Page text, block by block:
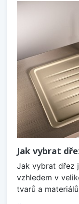
Jak vybrat
Jak vybrat dřez
vzhledem v
tvarů a